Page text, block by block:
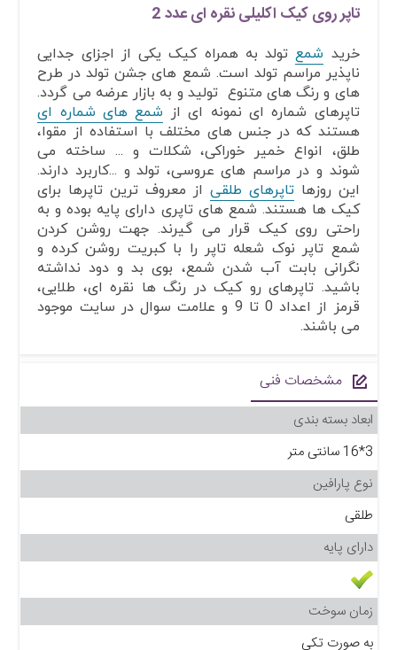
تاپر روی کیک اکلیلی نقره ای عدد 2
خرید شمعتولد به همراه کیک یکی از اجزای جدایی
ناپذیر مراسم تولد است. شمع های جشن تولد در طرح
های و رنگ های متنوع تولید و به بازار عرضه می گردد.
تاپرهای شماره ای نمونه ای از شمع های شماره ای
هستند که در جنس های مختلف با استفاده از مقوا،
طلق، انواع خمیر خوراکی، شکلات و ... ساخته می
شوند و در مراسم های عروسی، تولد و ...کاربرد دارند.
این روزهاتاپرهای طلقی از معروف ترین تاپرها برای
کیک ها هستند. شمع های تاپری دارای پایه بوده و به
راحتی روی کیک قرار می گیرند. جهت روشن کردن
شمع تاپر نوک شعله تاپر را با کبریت روشن کرده و
نگرانی بابت آب شدن شمع، بوی بد و دود نداشته
باشید. تاپرهای رو کیک در رنگ ها نقره ای، طلایی،
قرمز از اعداد 0 تا 9 و علامت سوال در سایت موجود
می باشند.
مشخصات فنی
ابعاد بسته بندی
3*16 سانتی متر
نوع پارافین
طلقی
دارای پایه
زمان سوخت
به صورت تکی